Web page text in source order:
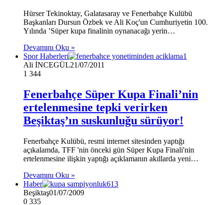
Hürser Tekinoktay, Galatasaray ve Fenerbahçe Kulübü
Başkanları Dursun Özbek ve Ali Koç'un Cumhuriyetin 100.
Yılında ’Süper kupa finalinin oynanacağı yerin…
Devamını Oku »
Spor Haberleri
Ali İNCEGÜL21/07/2011
1 344
Fenerbahçe Süper Kupa Finali’nin
ertelenmesine tepki verirken
Beşiktaş’ın suskunluğu sürüyor!
Fenerbahçe Kulübü, resmi internet sitesinden yaptığı
açıkalamda, TFF 'nin önceki gün Süper Kupa Finali'nin
ertelenmesine ilişkin yaptığı açıklamanın akıllarda yeni…
Devamını Oku »
Haber
Beşiktaş01/07/2009
0 335